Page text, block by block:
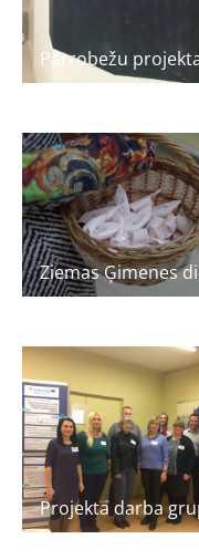
Pārrobežu
Ziemas Ģimenes
Projekta darba